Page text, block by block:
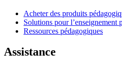
Acheter des produits
Solutions pour l’enseignement
Ressources pédagogiques
Assistance